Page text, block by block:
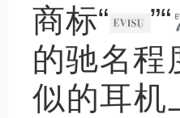
商标“
”“
的驰名程
似的耳机